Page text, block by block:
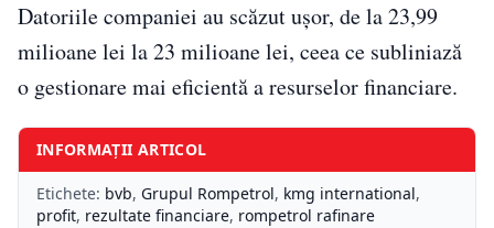
Datoriile companiei au scăzut ușor, de la 23,99
milioane lei la 23 milioane lei, ceea ce subliniază
o gestionare mai eficientă a resurselor financiare.
INFORMAȚII ARTICOL
Etichete: bvb, Grupul Rompetrol, kmg international,
profit, rezultate financiare, rompetrol rafinare